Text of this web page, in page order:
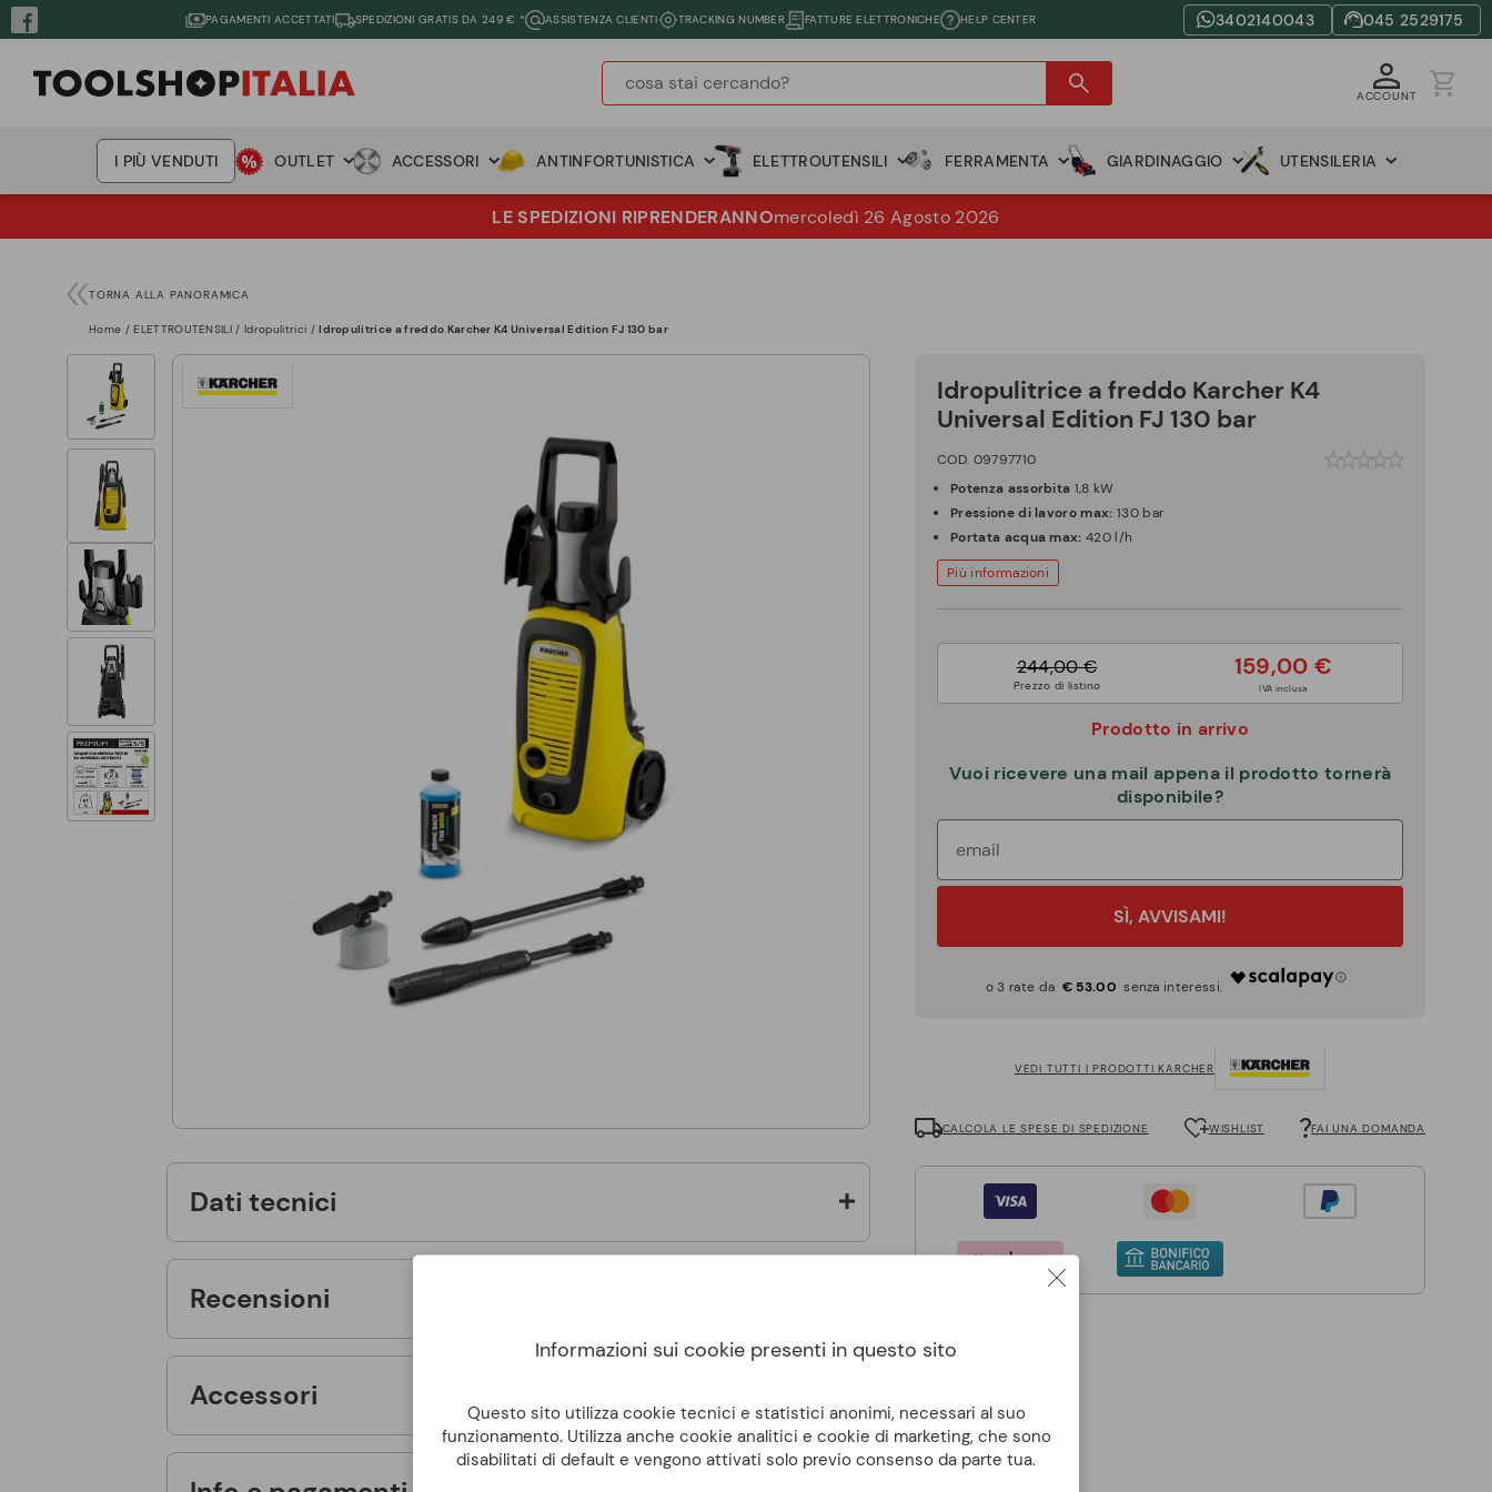
PAGAMENTI ACCETTATI SPEDIZIONI GRATIS DA 249 € * ASSISTENZA CLIENTI TRACKING NUMBER FATTURE ELETTRONICHE HELP CENTER 3402140043 045 2529175
ACCOUNT
I PIÙ VENDUTI OUTLET ACCESSORI ANTINFORTUNISTICA ELETTROUTENSILI FERRAMENTA GIARDINAGGIO UTENSILERIA
LE SPEDIZIONI RIPRENDERANNOmercoledì 26 Agosto 2026
TORNA ALLA PANORAMICA
Home ELETTROUTENSILI Idropulitrici Idropulitrice a freddo Karcher K4 Universal Edition FJ 130 bar
Idropulitrice a freddo Karcher K4
Universal Edition FJ 130 bar
COD. 09797710
Potenza assorbita 1,8 kW
Pressione di lavoro max: 130 bar
Portata acqua max: 420 l/h
Più informazioni
244,00 €
Prezzo di listino
159,00 €
IVA inclusa
Prodotto in arrivo
Vuoi ricevere una mail appena il prodotto tornerà
disponibile?
SÌ, AVVISAMI!
€ 53.00
VEDI TUTTI I PRODOTTI KARCHER
CALCOLA LE SPESE DI SPEDIZIONE WISHLIST FAI UNA DOMANDA
Dati tecnici
Recensioni
Accessori
Informazioni sui cookie presenti in questo sito
Questo sito utilizza cookie tecnici e statistici anonimi, necessari al suo
funzionamento. Utilizza anche cookie analitici e cookie di marketing, che sono
disabilitati di default e vengono attivati solo previo consenso da parte tua.